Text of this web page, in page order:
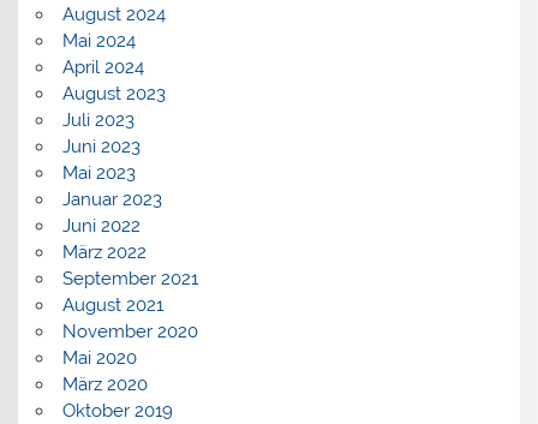
August 2024
Mai 2024
April 2024
August 2023
Juli 2023
Juni 2023
Mai 2023
Januar 2023
Juni 2022
März 2022
September 2021
August 2021
November 2020
Mai 2020
März 2020
Oktober 2019